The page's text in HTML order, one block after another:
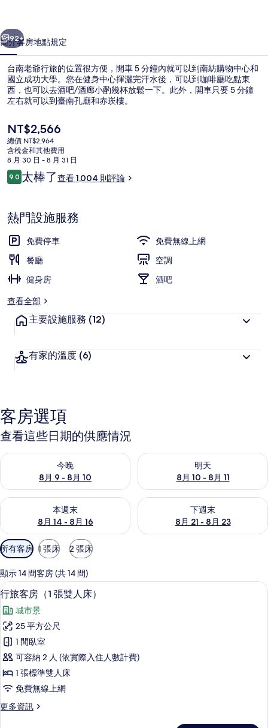
相
片
集
個 下一個
92+
簡介客房地點規定
台南老爺行旅的位置很方便，開車 5 分鐘內就可以到南紡購物中心和
國立成功大學。您在健身中心揮灑完汗水後，可以到咖啡廳吃點東
西，也可以去酒吧/酒廊小酌幾杯放鬆一下。此外，開車只要 5 分鐘
左右就可以到臺南孔廟和赤崁樓。
目
前
的
價
格
是
NT$2,566
總價 NT$2,964
含稅金和其他費用
8 月 30 日 - 8 月 31 日
評
論
9.09.0 分，滿分 10 分，
太棒了查看 1,004 則評論
熱門設施服務
免費停車
免費無線上網
餐廳
空調
健身房
酒吧
查看全部
主要設施服務 (12)
有家的溫度 (6)
客房選項
查看這些日期的供應情況
今晚
8月 9 - 8月 10
查看今晚 (8月 9 - 8月 10) 的供應情況
明天
8月 10 - 8月 11
查看明天 (8月 10 - 8月 11) 的
本週末
8月 14 - 8月 16
查看本週末 (8月 14 - 8月 16) 的供應情況
下週末
8月 21 - 8月 23
查看下週末 (8月 21 - 8月 23)
可
用
的
客
房
篩
選
條
件
所有客房 1 張床 2 張床
顯示 14 間客房 (共 14 間)
顯
示
行
旅
客
房
（1
雙
行旅客房（1 張雙人床） | 客房內保
11
行旅客房（1 張雙人床）
城市景
25 平方公尺
1 間臥室
可容納 2 人 (依實際入住人數計費)
1 張標準雙人床
免費無線上網
更多資訊
更